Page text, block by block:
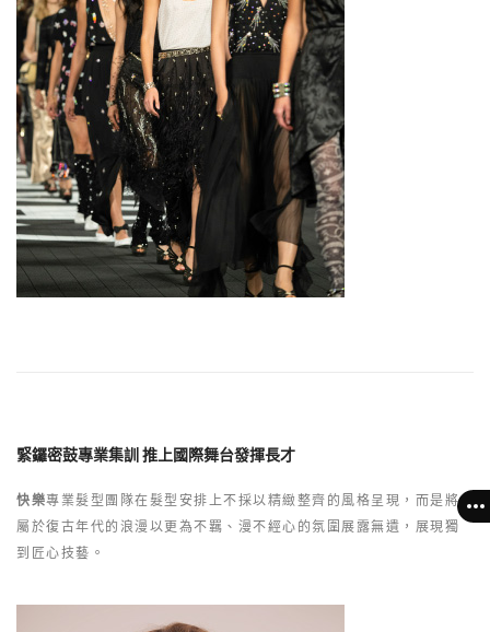
緊鑼密鼓專業集訓 推上國際舞台發揮長才
快樂專業髮型團隊在髮型安排上不採以精緻整齊的風格呈現，而是將
屬於復古年代的浪漫以更為不羈、漫不經心的氛圍展露無遺，展現獨
到匠心技藝。